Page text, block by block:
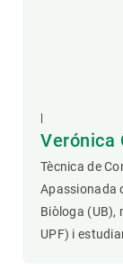
Verónica
Tècnica de
Apassionada
Biòloga (UB),
UPF) i